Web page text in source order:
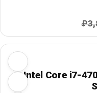
Intel Core i7-